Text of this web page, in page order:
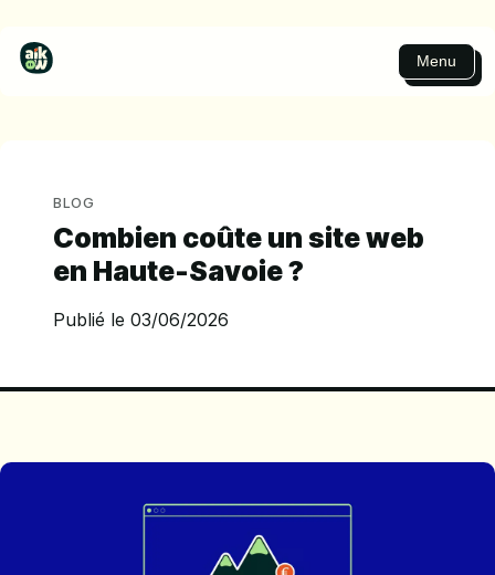
Menu
BLOG
Combien coûte un site web
en Haute-Savoie ?
Publié le 03/06/2026